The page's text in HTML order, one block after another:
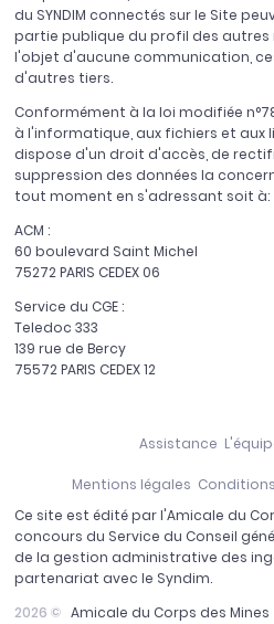
du SYNDIM connectés sur le Site
partie publique du profil des autres
l'objet d'aucune communication,
d'autres tiers.
Conformément à la loi modifiée
à l'informatique, aux fichiers et aux
dispose d'un droit d'accès, de
suppression des données la
tout moment en s'adressant soit à:
ACM :
60 boulevard Saint Michel
75272 PARIS CEDEX 06
Service du CGE :
Teledoc 333
139 rue de Bercy
75572 PARIS CEDEX 12
Ce site est édité par l'Amicale du
concours du Service du Conseil
de la gestion administrative des
partenariat avec le Syndim.
2026 © Amicale du Corps des Mines
Mentions légales
Assistance